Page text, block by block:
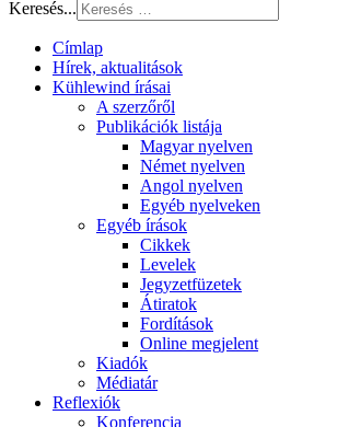
Keresés...
Címlap
Hírek, aktualitások
Kühlewind írásai
A szerzőről
Publikációk listája
Magyar nyelven
Német nyelven
Angol nyelven
Egyéb nyelveken
Egyéb írások
Cikkek
Levelek
Jegyzetfüzetek
Átiratok
Fordítások
Online megjelent
Kiadók
Médiatár
Reflexiók
Konferencia